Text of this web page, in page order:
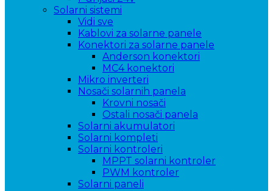
Solarni sistemi
Vidi sve
Kablovi za solarne panele
Konektori za solarne panele
Anderson konektori
MC4 konektori
Mikro inverteri
Nosači solarnih panela
Krovni nosači
Ostali nosači panela
Solarni akumulatori
Solarni kompleti
Solarni kontroleri
MPPT solarni kontroler
PWM kontroler
Solarni paneli